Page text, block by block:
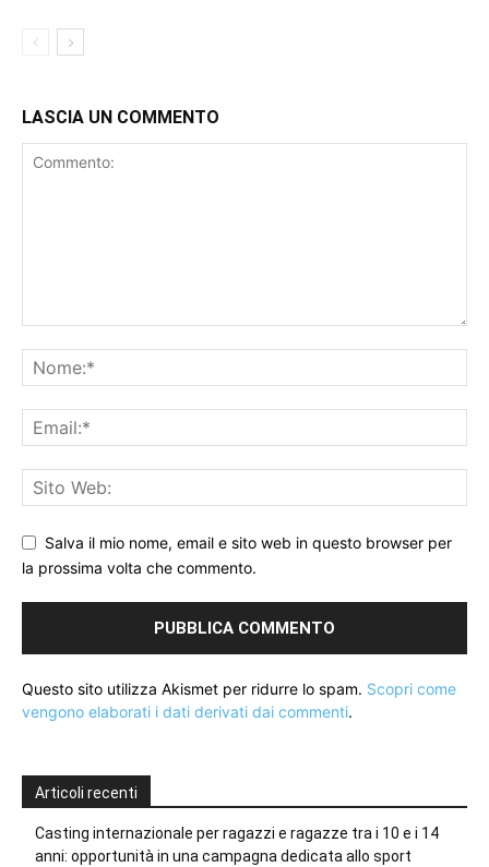
LASCIA UN COMMENTO
Salva il mio nome, email e sito web in questo browser per
la prossima volta che commento.
Questo sito utilizza Akismet per ridurre lo spam. Scopri come
vengono elaborati i dati derivati dai commenti.
Articoli recenti
Casting internazionale per ragazzi e ragazze tra i 10 e i 14
anni: opportunità in una campagna dedicata allo sport